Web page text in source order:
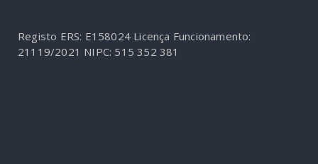
Registo ERS: E158024 Licença Funcionamento:
21119/2021 NIPC: 515 352 381